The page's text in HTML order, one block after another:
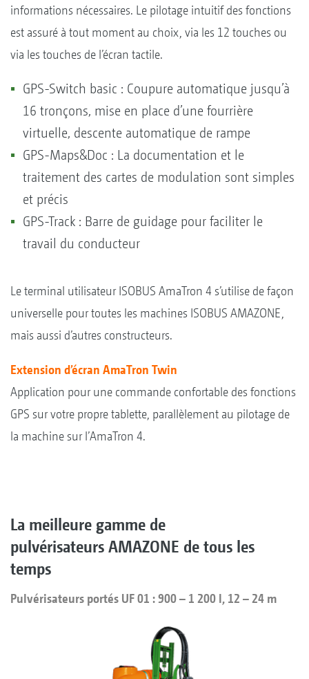
informations nécessaires. Le pilotage intuitif des fonctions
est assuré à tout moment au choix, via les 12 touches ou
via les touches de l’écran tactile.
GPS-Switch basic : Coupure automatique jusqu’à
16 tronçons, mise en place d’une fourrière
virtuelle, descente automatique de rampe
GPS-Maps&Doc : La documentation et le
traitement des cartes de modulation sont simples
et précis
GPS-Track : Barre de guidage pour faciliter le
travail du conducteur
Le terminal utilisateur ISOBUS AmaTron 4 s’utilise de façon
universelle pour toutes les machines ISOBUS AMAZONE,
mais aussi d’autres constructeurs.
Extension d’écran AmaTron Twin
Application pour une commande confortable des fonctions
GPS sur votre propre tablette, parallèlement au pilotage de
la machine sur l’AmaTron 4.
La meilleure gamme de
pulvérisateurs AMAZONE de tous les
temps
Pulvérisateurs portés UF 01 : 900 – 1 200 l, 12 – 24 m